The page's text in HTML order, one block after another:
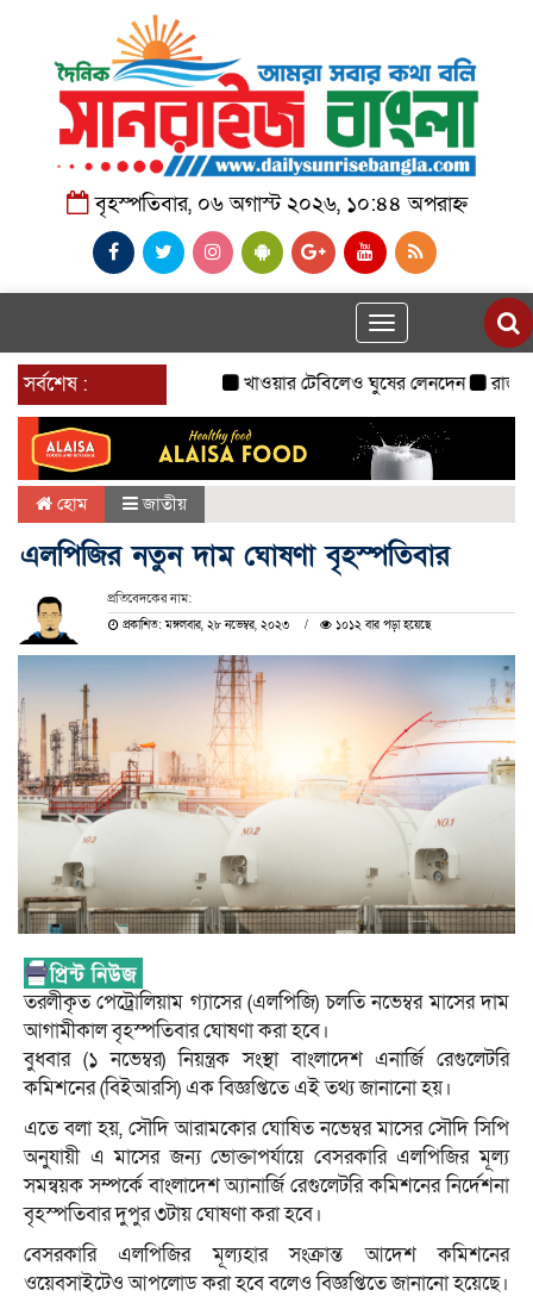
বৃহস্পতিবার, ০৬ অগাস্ট ২০২৬, ১০:৪৪ অপরাহ্ন
Toggle
navigation
সর্বশেষ :
খাওয়ার টেবিলেও ঘুষের লেনদেন রাজনৈতিক
হোম জাতীয়
এলপিজির নতুন দাম ঘোষণা বৃহস্পতিবার
প্রতিবেদকের নাম:
প্রকাশিত: মঙ্গলবার, ২৮ নভেম্বর, ২০২৩ ১০১২ বার পড়া হয়েছে
তরলীকৃত পেট্রোলিয়াম গ্যাসের (এলপিজি) চলতি নভেম্বর মাসের দাম
আগামীকাল বৃহস্পতিবার ঘোষণা করা হবে।
বুধবার (১ নভেম্বর) নিয়ন্ত্রক সংস্থা বাংলাদেশ এনার্জি রেগুলেটরি
কমিশনের (বিইআরসি) এক বিজ্ঞপ্তিতে এই তথ্য জানানো হয়।
এতে বলা হয়, সৌদি আরামকোর ঘোষিত নভেম্বর মাসের সৌদি সিপি
অনুযায়ী এ মাসের জন্য ভোক্তাপর্যায়ে বেসরকারি এলপিজির মূল্য
সমন্বয়ক সম্পর্কে বাংলাদেশ অ্যানার্জি রেগুলেটরি কমিশনের নির্দেশনা
বৃহস্পতিবার দুপুর ৩টায় ঘোষণা করা হবে।
বেসরকারি এলপিজির মূল্যহার সংক্রান্ত আদেশ কমিশনের
ওয়েবসাইটেও আপলোড করা হবে বলেও বিজ্ঞপ্তিতে জানানো হয়েছে।